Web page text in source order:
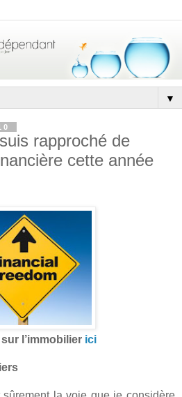
▼
rapproché de
cette année
l’immobilier ici